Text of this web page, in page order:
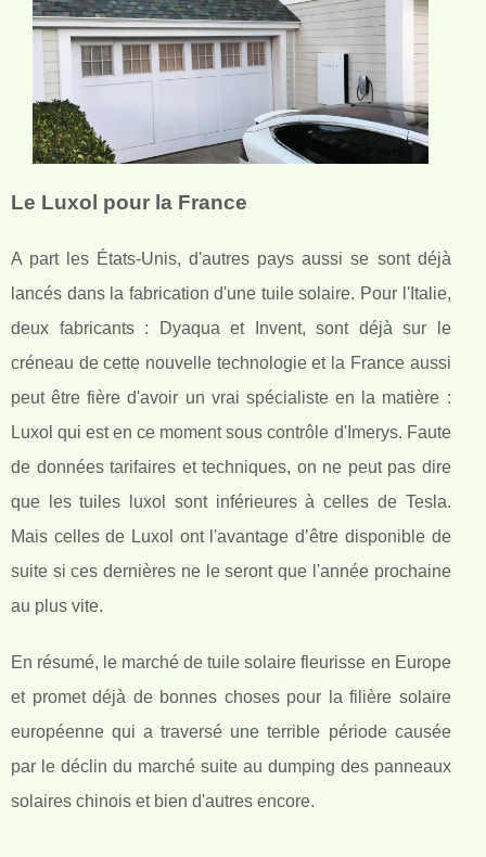
Le Luxol pour la France
A part les États-Unis, d'autres pays aussi se sont déjà
lancés dans la fabrication d'une tuile solaire. Pour l'Italie,
deux fabricants : Dyaqua et Invent, sont déjà sur le
créneau de cette nouvelle technologie et la France aussi
peut être fière d'avoir un vrai spécialiste en la matière :
Luxol qui est en ce moment sous contrôle d'Imerys. Faute
de données tarifaires et techniques, on ne peut pas dire
que les tuiles luxol sont inférieures à celles de Tesla.
Mais celles de Luxol ont l'avantage d’être disponible de
suite si ces dernières ne le seront que l'année prochaine
au plus vite.
En résumé, le marché de tuile solaire fleurisse en Europe
et promet déjà de bonnes choses pour la filière solaire
européenne qui a traversé une terrible période causée
par le déclin du marché suite au dumping des panneaux
solaires chinois et bien d'autres encore.